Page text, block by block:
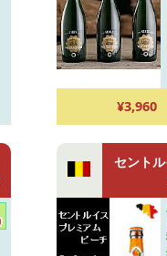
¥3,960
セント